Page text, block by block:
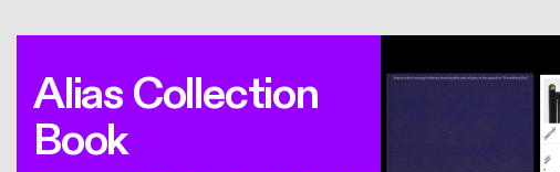
Alias Collection
Book